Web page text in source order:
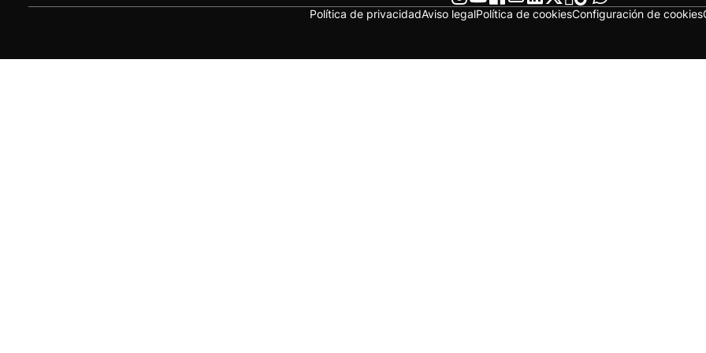
Política de privacidadAviso legalPolítica de cookiesConfiguración de cookies